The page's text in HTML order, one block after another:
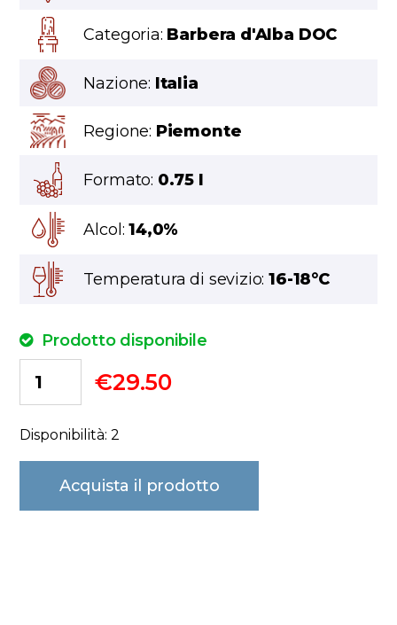
Categoria: Barbera d'Alba DOC
Nazione: Italia
Regione: Piemonte
Formato: 0.75 l
Alcol:14,0%
Temperatura di sevizio:16-18°C
Prodotto disponibile
€29.50
Disponibilità: 2
Acquista il prodotto